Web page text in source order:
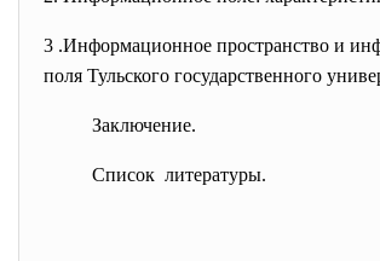
3 .Информационное пространство и
поля Тульского государственного
Заключение.
Список литературы.